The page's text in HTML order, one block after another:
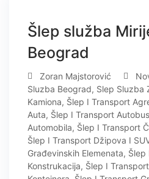
Šlep služba
Beograd
Zoran Majstorović
Sluzba Beograd, Slep Sluzba
Kamiona, Šlep I Transport
Auta, Šlep I Transport
Automobila, Šlep I Transport
Šlep I Transport Džipova I
Građevinskih Elemenata, Šlep
Konstrukacija, Šlep I